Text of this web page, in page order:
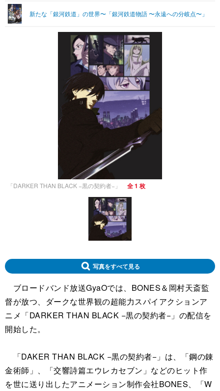
ショッピング その他
新たな「銀河鉄道」の世界〜「銀河鉄道物語 〜永遠への分岐点〜」
「DARKER THAN BLACK −黒の契約者−」 全 1 枚
写真をすべて見る
ブロードバンド放送GyaOでは、BONES＆岡村天斎監
督が放つ、ダークな世界観の超能力スパイアクションア
ニメ「DARKER THAN BLACK −黒の契約者−」の配信を
開始した。
「DAKER THAN BLACK −黒の契約者−」は、「鋼の錬
金術師」、「交響詩篇エウレカセブン」などのヒット作
を世に送り出したアニメーション制作会社BONES、「W